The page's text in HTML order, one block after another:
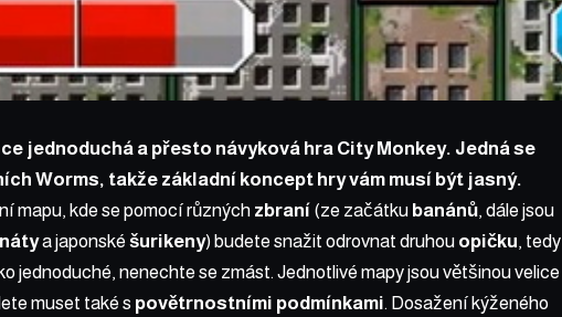
jednoduchá a přesto návyková hra City Monkey. Jedná se
Worms, takže základní koncept hry vám musí být jasný.
mapu, kde se pomocí různých zbraní (ze začátku banánů, dále jsou
a japonské šurikeny) budete snažit odrovnat druhou opičku, tedy
jednoduché, nenechte se zmást. Jednotlivé mapy jsou většinou velice
muset také s povětrnostními podmínkami. Dosažení kýženého